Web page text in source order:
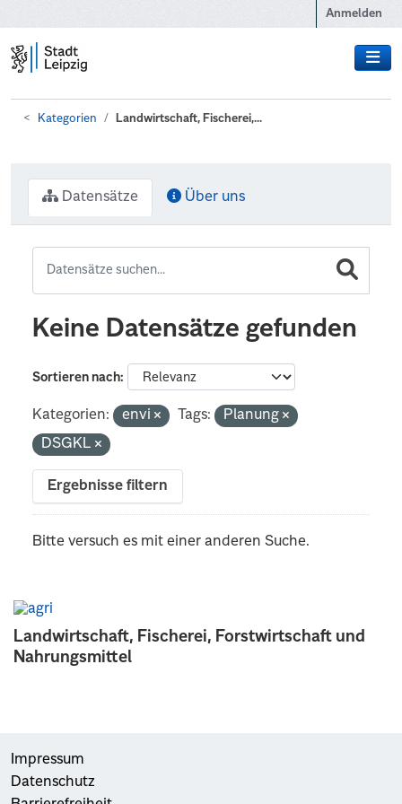
Anmelden
Kategorien Landwirtschaft, Fischerei,...
Landwirtschaft, Fischerei, Forstwirtschaft und
Nahrungsmittel
Datensätze Über uns
Keine Datensätze gefunden
Sortieren nach
Kategorien: envi Tags:
Planung
DSGKL
Ergebnisse filtern
Bitte versuch es mit einer anderen Suche.
Impressum
Datenschutz